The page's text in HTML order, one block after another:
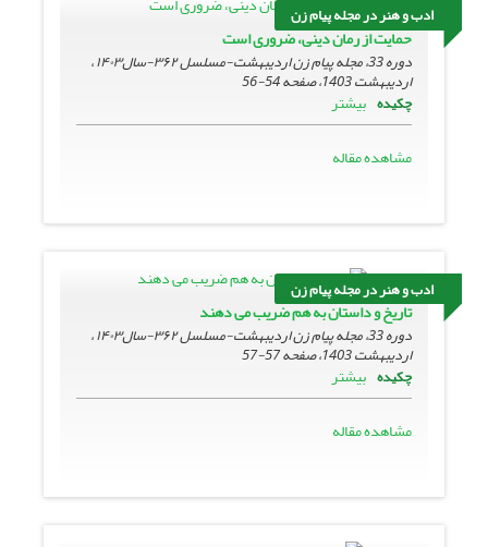
ادب و هنر در مجله پیام زن
حمایت از رمان دینی، ضروری است
دوره 33، مجله پیام زن اردیبهشت-مسلسل ۳۶۲-سال۱۴۰۳ ،
اردیبهشت 1403، صفحه
54-56
چکیده بیشتر
مشاهده مقاله
ادب و هنر در مجله پیام زن
تاریخ و داستان به هم ضریب می دهند
دوره 33، مجله پیام زن اردیبهشت-مسلسل ۳۶۲-سال۱۴۰۳ ،
اردیبهشت 1403، صفحه
57-57
چکیده بیشتر
مشاهده مقاله